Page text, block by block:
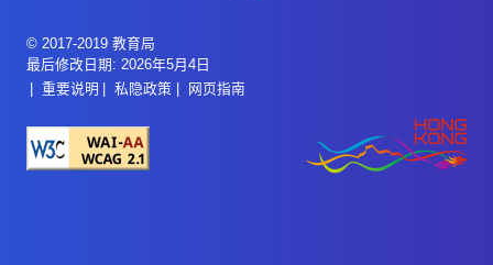
© 2017-2019 教育局
最后修改日期: 2026年5月4日
重要说明
私隐政策 网页指南